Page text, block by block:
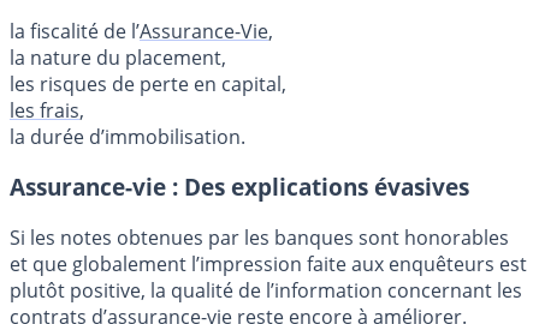
la fiscalité de l’Assurance-Vie,
la nature du placement,
les risques de perte en capital,
les frais,
la durée d’immobilisation.
Assurance-vie : Des explications évasives
Si les notes obtenues par les banques sont honorables
et que globalement l’impression faite aux enquêteurs est
plutôt positive, la qualité de l’information concernant les
contrats d’assurance-vie reste encore à améliorer.